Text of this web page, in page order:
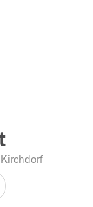
Kirchdorf